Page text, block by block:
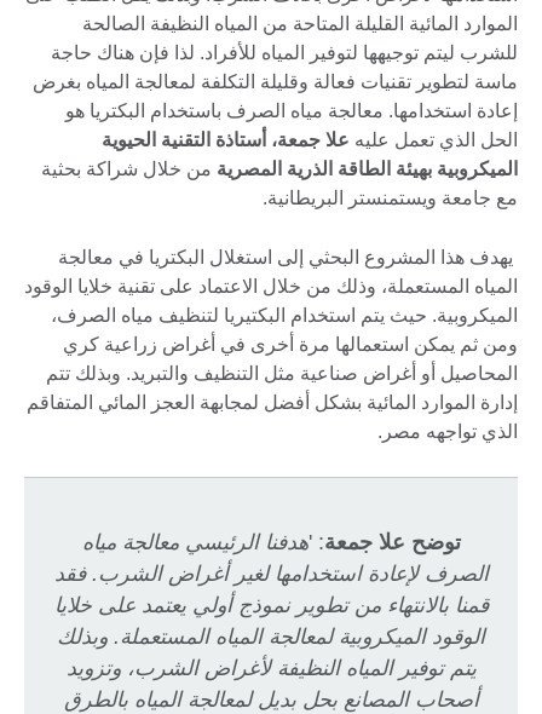
الموارد المائية القليلة المتاحة من المياه النظيفة الصالحة
للشرب ليتم توجيهها لتوفير المياه للأفراد. لذا فإن هناك حاجة
ماسة لتطوير تقنيات فعالة وقليلة التكلفة لمعالجة المياه بغرض
إعادة استخدامها. معالجة مياه الصرف باستخدام البكتريا هو
الحل الذي تعمل عليه علا جمعة، أستاذة التقنية الحيوية
الميكروبية بهيئة الطاقة الذرية المصرية من خلال شراكة بحثية
مع جامعة ويستمنستر البريطانية.
يهدف هذا المشروع البحثي إلى استغلال البكتريا في معالجة
المياه المستعملة، وذلك من خلال الاعتماد على تقنية خلايا الوقود
الميكروبية. حيث يتم استخدام البكتيريا لتنظيف مياه الصرف،
ومن ثم يمكن استعمالها مرة أخرى في أغراض زراعية كري
المحاصيل أو أغراض صناعية مثل التنظيف والتبريد. وبذلك تتم
إدارة الموارد المائية بشكل أفضل لمجابهة العجز المائي المتفاقم
الذي تواجهه مصر.
توضح علا جمعة: 'هدفنا الرئيسي معالجة مياه
الصرف لإعادة استخدامها لغير أغراض الشرب. فقد
قمنا بالانتهاء من تطوير نموذج أولي يعتمد على خلايا
الوقود الميكروبية لمعالجة المياه المستعملة. وبذلك
يتم توفير المياه النظيفة لأغراض الشرب، وتزويد
أصحاب المصانع بحل بديل لمعالجة المياه بالطرق